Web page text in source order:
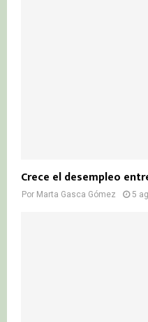
Crece el desempleo
Por Marta Gasca Gómez 5